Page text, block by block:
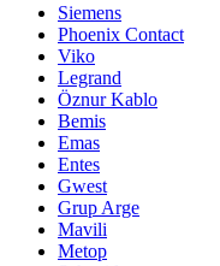
Siemens
Phoenix Contact
Viko
Legrand
Öznur Kablo
Bemis
Emas
Entes
Gwest
Grup Arge
Mavili
Metop